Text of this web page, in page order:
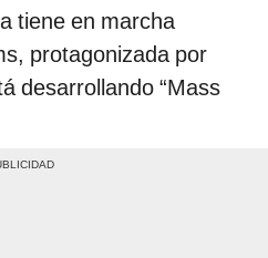
tiene en marcha
protagonizada por
desarrollando “Mass